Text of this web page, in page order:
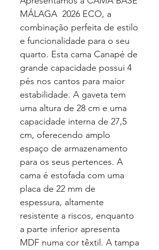
MÁLAGA 2026 ECO, a
combinação perfeita de estilo
e funcionalidade para o seu
quarto. Esta cama Canapé de
grande capacidade possui 4
pés nos cantos para maior
estabilidade. A gaveta tem
uma altura de 28 cm e uma
capacidade interna de 27,5
cm, oferecendo amplo
espaço de armazenamento
para os seus pertences. A
cama é estofada com uma
placa de 22 mm de
espessura, altamente
resistente a riscos, enquanto
a parte inferior apresenta
MDF numa cor têxtil. A tampa